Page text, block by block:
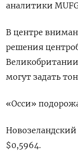
аналитики
В центре
решения
могут задать
«Осси»
Новозеландский
$0,5964​.